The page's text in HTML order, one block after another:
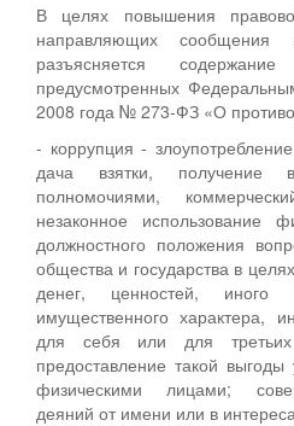
В целях повышения
направляющих сообщения
разъясняется
предусмотренных
2008 года № 273-ФЗ «О
- коррупция -
дача взятки, получение
полномочиями,
незаконное использование
должностного положения
общества и государства в
денег, ценностей,
имущественного характера,
для себя или для
предоставление такой
физическими лицами;
деяний от имени или в